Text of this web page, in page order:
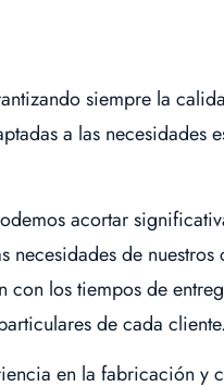
siempre la
a las necesidades
acortar
de
los tiempos de
de cada cliente.
en la fabricación